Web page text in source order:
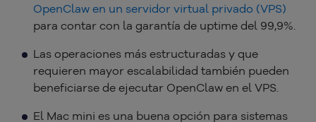
OpenClaw en un servidor virtual privado (VPS)
para contar con la garantía de uptime del 99,9%.
Las operaciones más estructuradas y que
requieren mayor escalabilidad también pueden
beneficiarse de ejecutar OpenClaw en el VPS.
El Mac mini es una buena opción para sistemas